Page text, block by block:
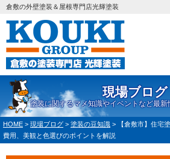
倉敷の外壁塗装＆屋根専門店光輝塗装
現場ブログ
塗装に関するマメ知識やイベントなど最
HOME > 現場ブログ > 塗装の豆知識 >
【倉敷市】住宅
費用、美観と色選びのポイントを解説